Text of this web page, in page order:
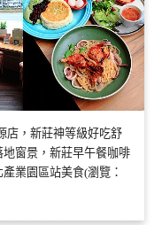
店，新莊神等級好吃舒
窗景，新莊早午餐咖啡
業園區站美食(瀏覽：